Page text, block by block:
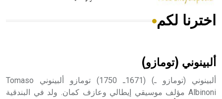
هل تعلم أن الأبسيد كلمة فرنسية اللفظ تم اعتمادها مصطلحاً
اخترنا لكم
ألبينوني (تومازو)
ألبينوني (تومازو ـ) (1671ـ 1750) تومازو ألبينوني Tomaso
Albinoni مؤلف موسيقي إيطالي وعازف كمان. ولد في البندقية